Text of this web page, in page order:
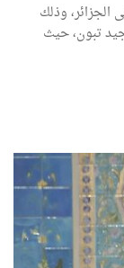
الجزائر، وذلك
تبون، حيث